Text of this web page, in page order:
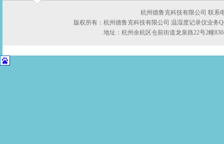
杭州德鲁克科技有限公司 联系
版权所有：杭州德鲁克科技有限公司 温湿度记录仪业务
地址：杭州余杭区仓前街道龙泉路22号2幢